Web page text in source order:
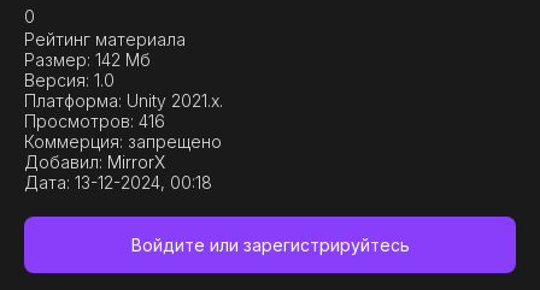
0
Рейтинг материала
Размер: 142 Мб
Версия: 1.0
Платформа: Unity 2021.x.
Просмотров: 416
Коммерция: запрещено
Добавил: MirrorX
Дата: 13-12-2024, 00:18
Войдите или зарегистрируйтесь